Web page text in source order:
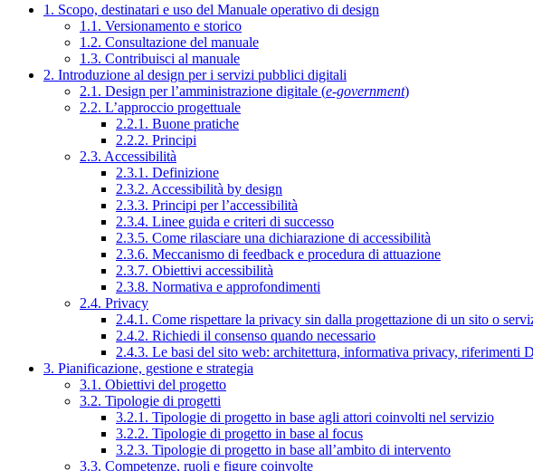
1. Scopo, destinatari e uso del Manuale operativo di design
1.1. Versionamento e storico
1.2. Consultazione del manuale
1.3. Contribuisci al manuale
2. Introduzione al design per i servizi pubblici digitali
2.1. Design per l’amministrazione digitale (e-government)
2.2. L’approccio progettuale
2.2.1. Buone pratiche
2.2.2. Principi
2.3. Accessibilità
2.3.1. Definizione
2.3.2. Accessibilità by design
2.3.3. Principi per l’accessibilità
2.3.4. Linee guida e criteri di successo
2.3.5. Come rilasciare una dichiarazione di accessibilità
2.3.6. Meccanismo di feedback e procedura di attuazione
2.3.7. Obiettivi accessibilità
2.3.8. Normativa e approfondimenti
2.4. Privacy
2.4.1. Come rispettare la privacy sin dalla progettazione di un sito o
2.4.2. Richiedi il consenso quando necessario
2.4.3. Le basi del sito web: architettura, informativa privacy, riferimenti
3. Pianificazione, gestione e strategia
3.1. Obiettivi del progetto
3.2. Tipologie di progetti
3.2.1. Tipologie di progetto in base agli attori coinvolti nel servizio
3.2.2. Tipologie di progetto in base al focus
3.2.3. Tipologie di progetto in base all’ambito di intervento
3.3. Competenze, ruoli e figure coinvolte